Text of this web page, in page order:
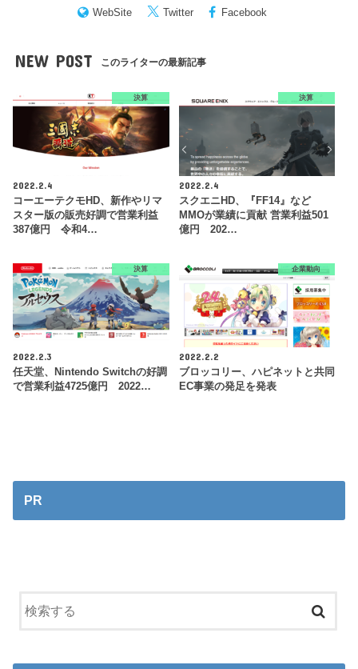
WebSite Twitter Facebook
NEW POST このライターの最新記事
決算
2022.2.4
コーエーテクモHD、新作やリマ
スター版の販売好調で営業利益
387億円 令和4…
決算
2022.2.4
スクエニHD、『FF14』など
MMOが業績に貢献 営業利益501
億円 202…
決算
2022.2.3
任天堂、Nintendo Switchの好調
で営業利益4725億円 2022…
企業動向
2022.2.2
ブロッコリー、ハピネットと共同
EC事業の発足を発表
PR